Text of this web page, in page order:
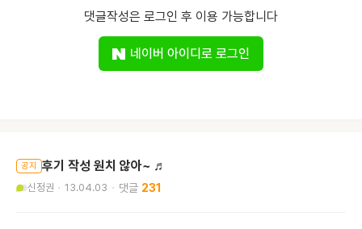
댓글작성은 로그인 후 이용 가능합니다
네이버 아이디로 로그인
공지 후기 작성 원치 않아~ ♬
신정권 13.04.03 231